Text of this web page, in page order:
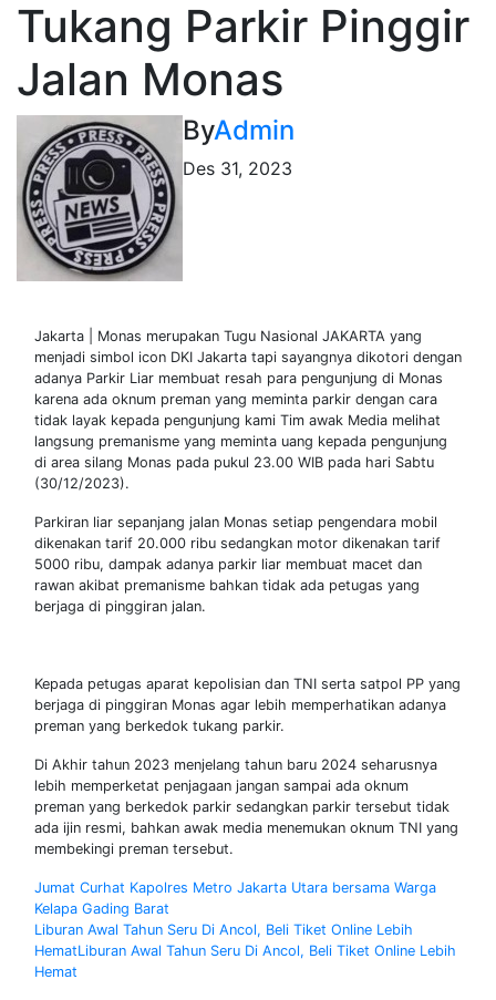
Tukang Parkir Pinggir
Jalan Monas
ByAdmin
Des 31, 2023
Jakarta | Monas merupakan Tugu Nasional JAKARTA yang
menjadi simbol icon DKI Jakarta tapi sayangnya dikotori dengan
adanya Parkir Liar membuat resah para pengunjung di Monas
karena ada oknum preman yang meminta parkir dengan cara
tidak layak kepada pengunjung kami Tim awak Media melihat
langsung premanisme yang meminta uang kepada pengunjung
di area silang Monas pada pukul 23.00 WIB pada hari Sabtu
(30/12/2023).
Parkiran liar sepanjang jalan Monas setiap pengendara mobil
dikenakan tarif 20.000 ribu sedangkan motor dikenakan tarif
5000 ribu, dampak adanya parkir liar membuat macet dan
rawan akibat premanisme bahkan tidak ada petugas yang
berjaga di pinggiran jalan.
Kepada petugas aparat kepolisian dan TNI serta satpol PP yang
berjaga di pinggiran Monas agar lebih memperhatikan adanya
preman yang berkedok tukang parkir.
Di Akhir tahun 2023 menjelang tahun baru 2024 seharusnya
lebih memperketat penjagaan jangan sampai ada oknum
preman yang berkedok parkir sedangkan parkir tersebut tidak
ada ijin resmi, bahkan awak media menemukan oknum TNI yang
membekingi preman tersebut.
Navigasi
pos
Jumat Curhat Kapolres Metro Jakarta Utara bersama Warga
Kelapa Gading Barat
Liburan Awal Tahun Seru Di Ancol, Beli Tiket Online Lebih
HematLiburan Awal Tahun Seru Di Ancol, Beli Tiket Online Lebih
Hemat